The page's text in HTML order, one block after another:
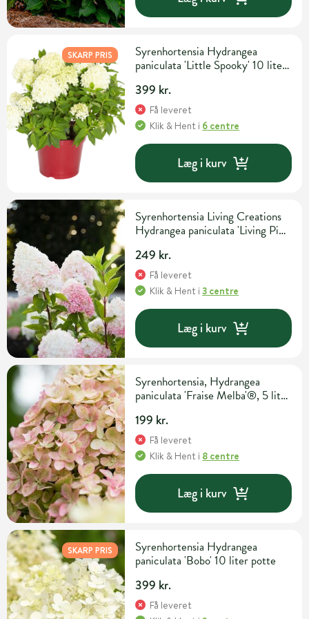
SKARP PRIS
Syrenhortensia Hydrangea
paniculata 'Little Spooky' 10 liter
399 kr.
Få leveret
Klik & Hent i 6 centre
Læg i kurv
Syrenhortensia Living Creations
Hydrangea paniculata 'Living Pink
249 kr.
Få leveret
Klik & Hent i3 centre
Læg i kurv
Syrenhortensia, Hydrangea
paniculata 'Fraise Melba'®, 5 liter
199 kr.
Få leveret
Klik & Hent i 8 centre
Læg i kurv
SKARP PRIS
Syrenhortensia Hydrangea
paniculata 'Bobo' 10 liter potte
399 kr.
Få leveret